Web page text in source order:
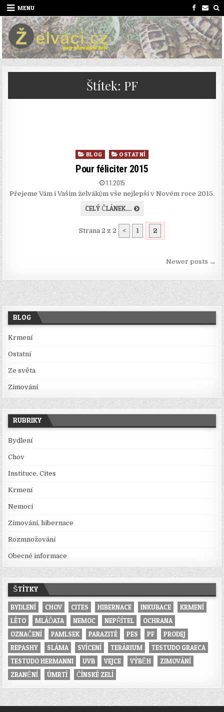
Skip
to
content
MENU
Štítek: PF
Posted
in
BLOG OSTATNÍ
Pour féliciter 2015
PUBLISHED
DATE:
1.1.2015
Přejeme Vám i Vašim želvákům vše nejlepší v Novém roce 2015.
CELÝ ČLÁNEK.... POUR
FÉLICITER
Strana 2 z 2 < 1 2
pro
příspěvky
Newer posts →
BLOG
Krmení
Ostatní
Ze světa
Zimování
RUBRIKY
Bydlení
Chov
Instituce, Cites
Krmení
Nemoci
Zimování, hibernace
Rozmnožování
Obecné informace
ŠTÍTKY
BYDLENÍ CHOV CITES HIBERNACE INKUBACE
KRMENÍ
LÉTO
MLÁĎATA NEMOC NEPŘÍTEL
OCHRANA
OZNAČENÍ
PAMLSEK PARAZITÉ PES PF
PRODEJ
REPASHY
SLÁMA SVÍCENÍ TERÁRIUM
TESTUDO GRAECA
TESTUDO HERMANNI
UVB VEJCE VÝBĚH
ZIMOVÁNÍ
ZRANĚNÍ
ÚMRTÍ ČÍNSKÉ ZELÍ